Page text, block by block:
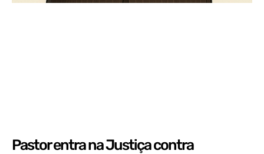
Pastor entra na Justiça contra